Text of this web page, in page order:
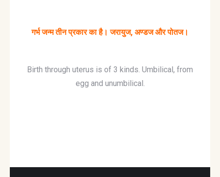
गर्भ जन्म तीन प्रकार का है। जरायुज, अण्डज और पोतज।
Birth through uterus is of 3 kinds. Umbilical, from
egg and unumbilical.